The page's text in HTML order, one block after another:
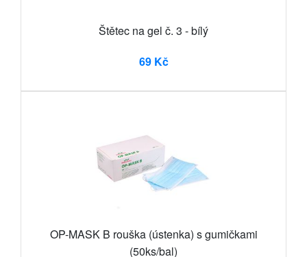
Štětec na gel č. 3 - bílý
69 Kč
OP-MASK B rouška (ústenka) s gumičkami
(50ks/bal)